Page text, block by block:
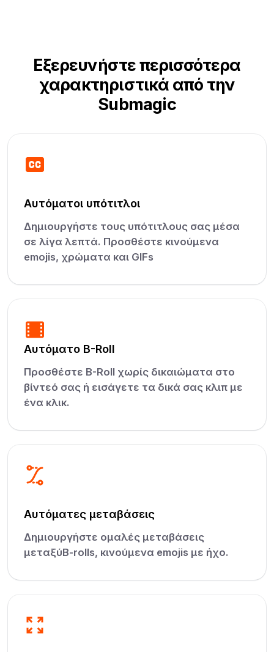
Εξερευνήστε περισσότερα
χαρακτηριστικά από την
Submagic
Αυτόματοι υπότιτλοι
Δημιουργήστε τους υπότιτλους σας μέσα
σε λίγα λεπτά. Προσθέστε κινούμενα
emojis, χρώματα και GIFs
Αυτόματο B-Roll
Προσθέστε B-Roll χωρίς δικαιώματα στο
βίντεό σας ή εισάγετε τα δικά σας κλιπ με
ένα κλικ.
Αυτόματες μεταβάσεις
Δημιουργήστε ομαλές μεταβάσεις
μεταξύB-rolls, κινούμενα emojis με ήχο.